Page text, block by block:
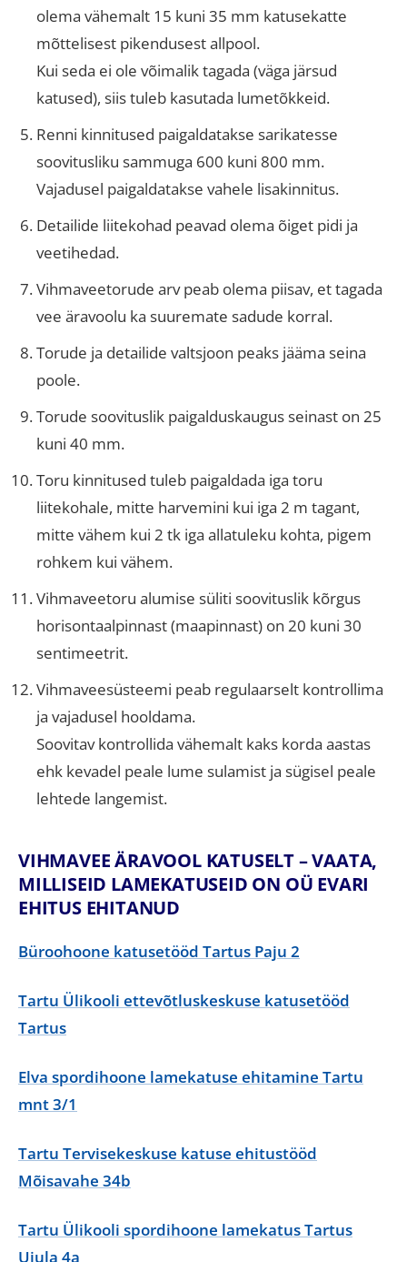
olema vähemalt 15 kuni 35 mm katusekatte
mõttelisest pikendusest allpool.
Kui seda ei ole võimalik tagada (väga järsud
katused), siis tuleb kasutada lumetõkkeid.
Renni kinnitused paigaldatakse sarikatesse
soovitusliku sammuga 600 kuni 800 mm.
Vajadusel paigaldatakse vahele lisakinnitus.
Detailide liitekohad peavad olema õiget pidi ja
veetihedad.
Vihmaveetorude arv peab olema piisav, et tagada
vee äravoolu ka suuremate sadude korral.
Torude ja detailide valtsjoon peaks jääma seina
poole.
Torude soovituslik paigalduskaugus seinast on 25
kuni 40 mm.
Toru kinnitused tuleb paigaldada iga toru
liitekohale, mitte harvemini kui iga 2 m tagant,
mitte vähem kui 2 tk iga allatuleku kohta, pigem
rohkem kui vähem.
Vihmaveetoru alumise süliti soovituslik kõrgus
horisontaalpinnast (maapinnast) on 20 kuni 30
sentimeetrit.
Vihmaveesüsteemi peab regulaarselt kontrollima
ja vajadusel hooldama.
Soovitav kontrollida vähemalt kaks korda aastas
ehk kevadel peale lume sulamist ja sügisel peale
lehtede langemist.
VIHMAVEE ÄRAVOOL KATUSELT – VAATA,
MILLISEID LAMEKATUSEID ON OÜ EVARI
EHITUS EHITANUD
Büroohoone katusetööd Tartus Paju 2
Tartu Ülikooli ettevõtluskeskuse katusetööd
Tartus
Elva spordihoone lamekatuse ehitamine Tartu
mnt 3/1
Tartu Tervisekeskuse katuse ehitustööd
Mõisavahe 34b
Tartu Ülikooli spordihoone lamekatus Tartus
Ujula 4a